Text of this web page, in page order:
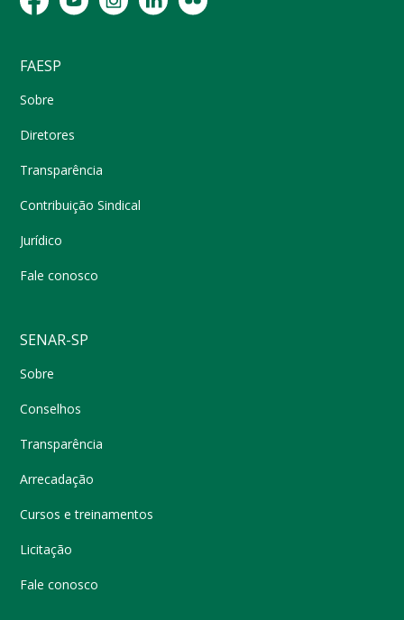
FAESP
Sobre
Diretores
Transparência
Contribuição Sindical
Jurídico
Fale conosco
SENAR-SP
Sobre
Conselhos
Transparência
Arrecadação
Cursos e treinamentos
Licitação
Fale conosco